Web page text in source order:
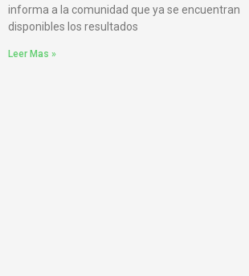
informa a la comunidad que ya se encuentran
disponibles los resultados
Leer Mas »